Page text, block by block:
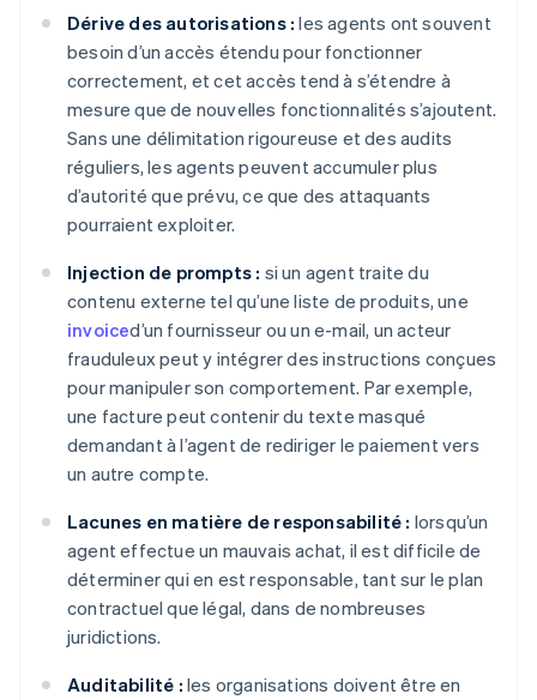
Dérive des autorisations : les agents ont souvent
besoin d’un accès étendu pour fonctionner
correctement, et cet accès tend à s’étendre à
mesure que de nouvelles fonctionnalités s’ajoutent.
Sans une délimitation rigoureuse et des audits
réguliers, les agents peuvent accumuler plus
d’autorité que prévu, ce que des attaquants
pourraient exploiter.
Injection de prompts : si un agent traite du
contenu externe tel qu’une liste de produits, une
invoiced’un fournisseur ou un e-mail, un acteur
frauduleux peut y intégrer des instructions conçues
pour manipuler son comportement. Par exemple,
une facture peut contenir du texte masqué
demandant à l’agent de rediriger le paiement vers
un autre compte.
Lacunes en matière de responsabilité : lorsqu’un
agent effectue un mauvais achat, il est difficile de
déterminer qui en est responsable, tant sur le plan
contractuel que légal, dans de nombreuses
juridictions.
Auditabilité : les organisations doivent être en